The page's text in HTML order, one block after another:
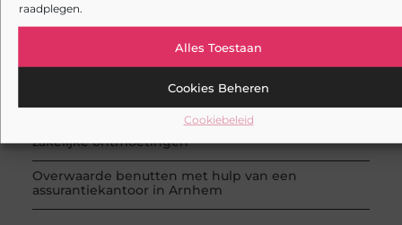
raadplegen.
Alles Toestaan
Cookies Beheren
Cookiebeleid
Slimmer kabels kiezen voor thuis en op het werk
Kies de beste cabrio-accessoires voor jouw auto
werk van de stukadoor makkelijker maakt
Tuinontwerp in regio Ridderkerk als decor voor
zakelijke ontmoetingen
Overwaarde benutten met hulp van een
assurantiekantoor in Arnhem